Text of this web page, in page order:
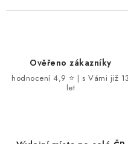
Ověřeno zákazníky
hodnocení 4,9 ⭐ | s Vámi již 13
let